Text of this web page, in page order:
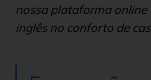
nossa plataforma online
inglês no conforto de